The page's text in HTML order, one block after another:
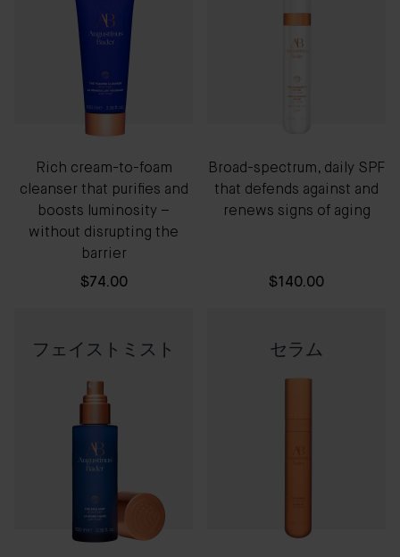
Rich cream-to-foam
cleanser that purifies and
boosts luminosity –
without disrupting the
barrier
$74.00
Broad-spectrum, daily SPF
that defends against and
renews signs of aging
$140.00
フェイストミスト セラム